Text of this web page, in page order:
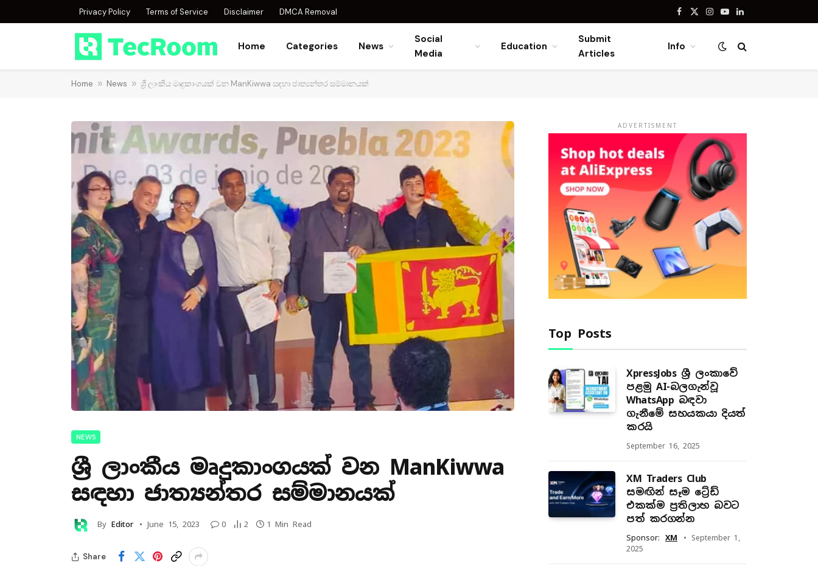
Privacy Policy Terms of Service Disclaimer DMCA Removal Facebook
X
Instagram
YouTubeLinkedIn
Home Categories News
Social
Media
Education
Submit
Articles
Info
Home » News » ශ්‍රී ලාංකීය මෘදුකාංගයක් වන ManKiwwa සඳහා ජාත්‍යන්තර සම්මානයක්
NEWS
ශ්‍රී ලාංකීය මෘදුකාංගයක් වන ManKiwwa
සඳහා ජාත්‍යන්තර සම්මානයක්
By Editor June 15, 2023 0 2 1 Min Read
Share
ADVERTISMENT
Top Posts
XpressJobs ශ්‍රී ලංකාවේ
පළමු AI-බලගැන්වූ
WhatsApp බඳවා
ගැනීමේ සහයකයා දියත්
කරයි
September 16, 2025
XM Traders Club
සමඟින් සෑම ට්‍රේඩ්
එකක්ම ප්‍රතිලාභ බවට
පත් කරගන්න
Sponsor: XM
September 1,
2025